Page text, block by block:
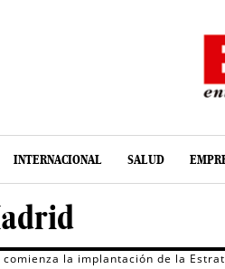
INTERNACIONAL SALUD
comienza la implantación de la